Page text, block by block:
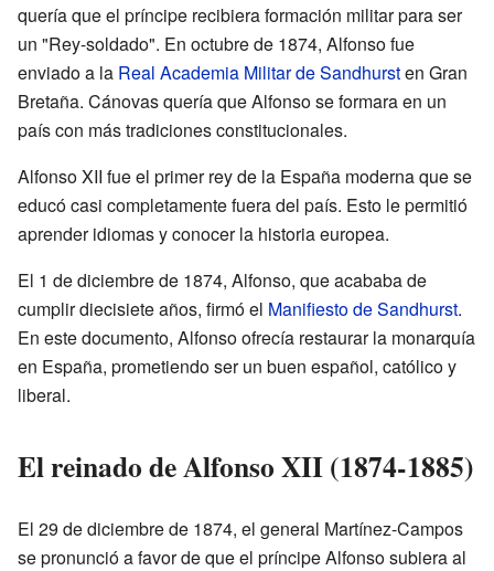
quería que el príncipe recibiera formación militar para ser
un "Rey-soldado". En octubre de 1874, Alfonso fue
enviado a la Real Academia Militar de Sandhursten Gran
Bretaña. Cánovas quería que Alfonso se formara en un
país con más tradiciones constitucionales.
Alfonso XII fue el primer rey de la España moderna que se
educó casi completamente fuera del país. Esto le permitió
aprender idiomas y conocer la historia europea.
El 1 de diciembre de 1874, Alfonso, que acababa de
cumplir diecisiete años, firmó el Manifiesto de Sandhurst.
En este documento, Alfonso ofrecía restaurar la monarquía
en España, prometiendo ser un buen español, católico y
liberal.
El reinado de Alfonso XII (1874-1885)
El 29 de diciembre de 1874, el general Martínez-Campos
se pronunció a favor de que el príncipe Alfonso subiera al